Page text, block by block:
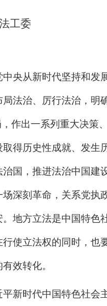
工委
央从新时代坚持和发
法治、厉行法治，明
作出一系列重大决策
得历史性成就、发生
国，推进法治中国建
深刻革命，关系党执
地方立法是中国特色
使立法权的同时，也
效转化。
新时代中国特色社会